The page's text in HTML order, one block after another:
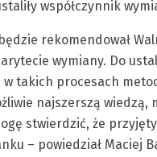
współczynnik
rekomendował
wymiany. Do
takich procesach
najszerszą
stwierdzić, że
– powiedział Maciej